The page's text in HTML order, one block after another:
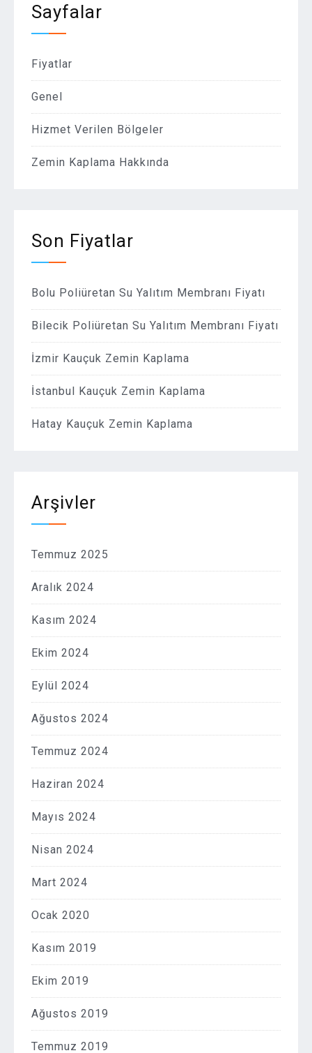
Sayfalar
Fiyatlar
Genel
Hizmet Verilen Bölgeler
Zemin Kaplama Hakkında
Son Fiyatlar
Bolu Poliüretan Su Yalıtım Membranı Fiyatı
Bilecik Poliüretan Su Yalıtım Membranı Fiyatı
İzmir Kauçuk Zemin Kaplama
İstanbul Kauçuk Zemin Kaplama
Hatay Kauçuk Zemin Kaplama
Arşivler
Temmuz 2025
Aralık 2024
Kasım 2024
Ekim 2024
Eylül 2024
Ağustos 2024
Temmuz 2024
Haziran 2024
Mayıs 2024
Nisan 2024
Mart 2024
Ocak 2020
Kasım 2019
Ekim 2019
Ağustos 2019
Temmuz 2019